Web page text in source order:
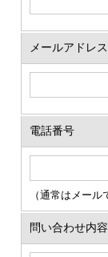
メールアドレス
電話番号
（通常はメール
問い合わせ内容